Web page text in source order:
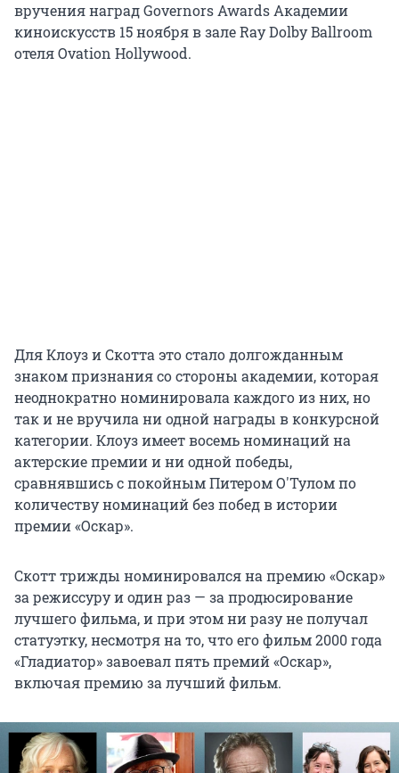
вручения наград Governors Awards Академии
киноискусств 15 ноября в зале Ray Dolby Ballroom
отеля Ovation Hollywood.
Для Клоуз и Скотта это стало долгожданным
знаком признания со стороны академии, которая
неоднократно номинировала каждого из них, но
так и не вручила ни одной награды в конкурсной
категории. Клоуз имеет восемь номинаций на
актерские премии и ни одной победы,
сравнявшись с покойным Питером О'Тулом по
количеству номинаций без побед в истории
премии «Оскар».
Скотт трижды номинировался на премию «Оскар»
за режиссуру и один раз — за продюсирование
лучшего фильма, и при этом ни разу не получал
статуэтку, несмотря на то, что его фильм 2000 года
«Гладиатор» завоевал пять премий «Оскар»,
включая премию за лучший фильм.